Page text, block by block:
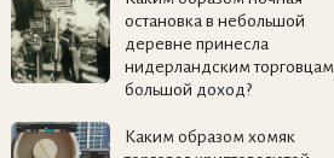
остановка в небольшой
деревне принесла
нидерландским торговцам
большой доход?
Каким образом хомяк